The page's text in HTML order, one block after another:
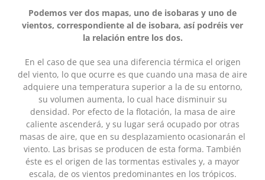
Podemos ver dos mapas, uno de isobaras y uno de
vientos, correspondiente al de isobara, así podréis ver
la relación entre los dos.
En el caso de que sea una diferencia térmica el origen
del viento, lo que ocurre es que cuando una masa de aire
adquiere una temperatura superior a la de su entorno,
su volumen aumenta, lo cual hace disminuir su
densidad. Por efecto de la flotación, la masa de aire
caliente ascenderá, y su lugar será ocupado por otras
masas de aire, que en su desplazamiento ocasionarán el
viento. Las brisas se producen de esta forma. También
éste es el origen de las tormentas estivales y, a mayor
escala, de os vientos predominantes en los trópicos.